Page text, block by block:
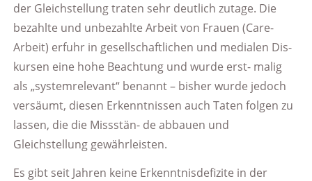
der Gleichstellung traten sehr deutlich zutage. Die
bezahlte und unbezahlte Arbeit von Frauen (Care-
Arbeit) erfuhr in gesellschaftlichen und medialen Dis-
kursen eine hohe Beachtung und wurde erst- malig
als „systemrelevant“ benannt – bisher wurde jedoch
versäumt, diesen Erkenntnissen auch Taten folgen zu
lassen, die die Missstän- de abbauen und
Gleichstellung gewährleisten.
Es gibt seit Jahren keine Erkenntnisdefizite in der